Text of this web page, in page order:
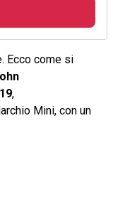
Ecco come si
,
Mini, con un